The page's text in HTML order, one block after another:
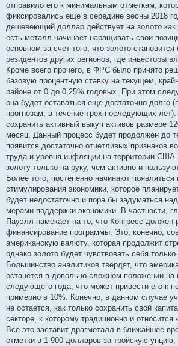
отправило его к минимальным отметкам,
фиксировались еще в середине весны 2018
дешевеющий доллар действует на золото
есть металл начинает наращивать свои
основном за счет того, что золото
резидентов других регионов, где инвесторы
Кроме всего прочего, в ФРС было принято
базовую процентную ставку на текущем,
районе от 0 до 0,25% годовых. При этом
она будет оставаться еще достаточно долго
прогнозам, в течение трех последующих
сохранить активный выкуп активов размере
месяц. Данный процесс будет продолжен до
появится достаточно отчетливых признаков
труда и уровня инфляции на территории
золоту только на руку, чем активно и
Более того, постепенно начинают
стимулирования экономики, которое
будет недостаточно и пора бы задуматься
мерами поддержки экономики. В частности,
Пауэлл намекает на то, что Конгресс должен
финансирование программы. Это, конечно,
американскую валюту, которая продолжит
однако золото будет чувствовать себя
Большинство аналитиков твердят, что
останется в довольно сложном положении на
следующего года, что может привести его к
примерно в 10%. Конечно, в данном случае
не остается, как только сохранить свой
секторе, к которому традиционно и относится
Все это заставит драгметалл в ближайшее
отметки в 1 900 долларов за тройскую унцию,